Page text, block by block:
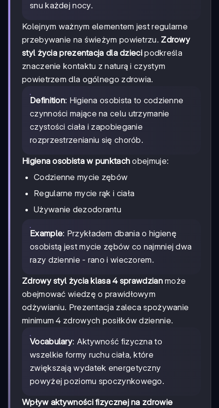
snu każdej nocy.
Kolejnym ważnym elementem jest regularne
przebywanie na świeżym powietrzu. Zdrowy
styl życia prezentacja dla dziecipodkreśla
znaczenie kontaktu z naturą i czystym
powietrzem dla ogólnego zdrowia.
Definition: Higiena osobista to codzienne
czynności mające na celu utrzymanie
czystości ciała i zapobieganie
rozprzestrzenianiu się chorób.
Higiena osobista w punktach obejmuje:
Codzienne mycie zębów
Regularne mycie rąk i ciała
Używanie dezodorantu
Example: Przykładem dbania o higienę
osobistą jest mycie zębów co najmniej dwa
razy dziennie - rano i wieczorem.
Zdrowy styl życia klasa 4 sprawdzianmoże
obejmować wiedzę o prawidłowym
odżywianiu. Prezentacja zaleca spożywanie
minimum 4 zdrowych posiłków dziennie.
Vocabulary: Aktywność fizyczna to
wszelkie formy ruchu ciała, które
zwiększają wydatek energetyczny
powyżej poziomu spoczynkowego.
Wpływ aktywności fizycznej na zdrowie